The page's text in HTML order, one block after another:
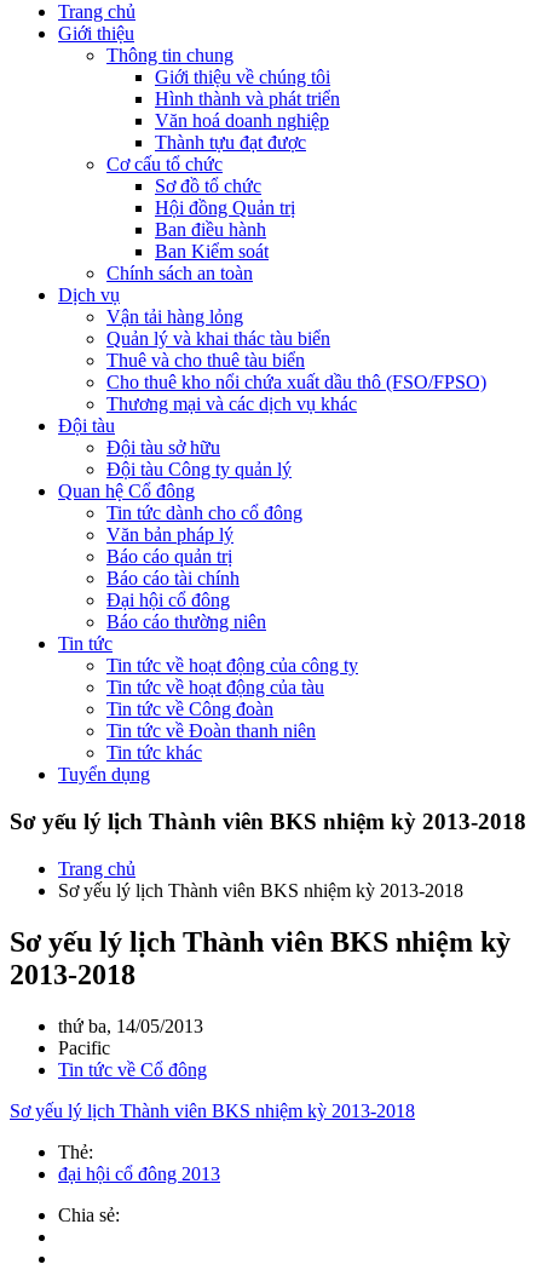
Trang chủ
Giới thiệu
Thông tin chung
Giới thiệu về chúng tôi
Hình thành và phát triển
Văn hoá doanh nghiệp
Thành tựu đạt được
Cơ cấu tổ chức
Sơ đồ tổ chức
Hội đồng Quản trị
Ban điều hành
Ban Kiểm soát
Chính sách an toàn
Dịch vụ
Vận tải hàng lỏng
Quản lý và khai thác tàu biển
Thuê và cho thuê tàu biển
Cho thuê kho nổi chứa xuất dầu thô (FSO/FPSO)
Thương mại và các dịch vụ khác
Đội tàu
Đội tàu sở hữu
Đội tàu Công ty quản lý
Quan hệ Cổ đông
Tin tức dành cho cổ đông
Văn bản pháp lý
Báo cáo quản trị
Báo cáo tài chính
Đại hội cổ đông
Báo cáo thường niên
Tin tức
Tin tức về hoạt động của công ty
Tin tức về hoạt động của tàu
Tin tức về Công đoàn
Tin tức về Đoàn thanh niên
Tin tức khác
Tuyển dụng
Sơ yếu lý lịch Thành viên BKS nhiệm kỳ 2013-2018
Trang chủ
Sơ yếu lý lịch Thành viên BKS nhiệm kỳ 2013-2018
Sơ yếu lý lịch Thành viên BKS nhiệm kỳ
2013-2018
thứ ba, 14/05/2013
Pacific
Tin tức về Cổ đông
Sơ yếu lý lịch Thành viên BKS nhiệm kỳ 2013-2018
Thẻ:
đại hội cổ đông 2013
Chia sẻ: